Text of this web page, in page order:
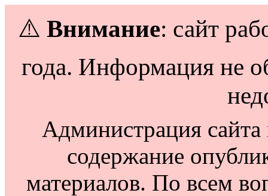
⚠️ Внимание: сайт
года. Информация не
Администрация сайта
содержание
материалов. По всем